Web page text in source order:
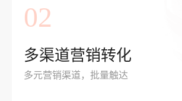
02
多渠道营销转化
多元营销渠道，批量触达